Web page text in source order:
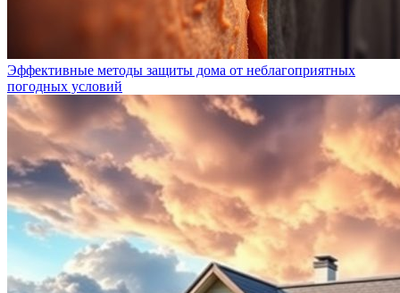
Эффективные методы защиты дома от неблагоприятных
погодных условий